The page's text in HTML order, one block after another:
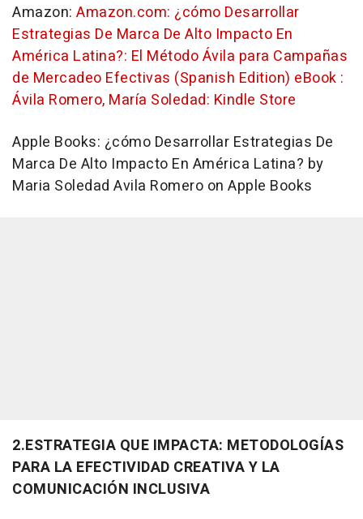
Amazon: Amazon.com: ¿cómo Desarrollar
Estrategias De Marca De Alto Impacto En
América Latina?: El Método Ávila para Campañas
de Mercadeo Efectivas (Spanish Edition) eBook :
Ávila Romero, María Soledad: Kindle Store
Apple Books: ¿cómo Desarrollar Estrategias De
Marca De Alto Impacto En América Latina? by
Maria Soledad Avila Romero on Apple Books
2.ESTRATEGIA QUE IMPACTA: METODOLOGÍAS
PARA LA EFECTIVIDAD CREATIVA Y LA
COMUNICACIÓN INCLUSIVA